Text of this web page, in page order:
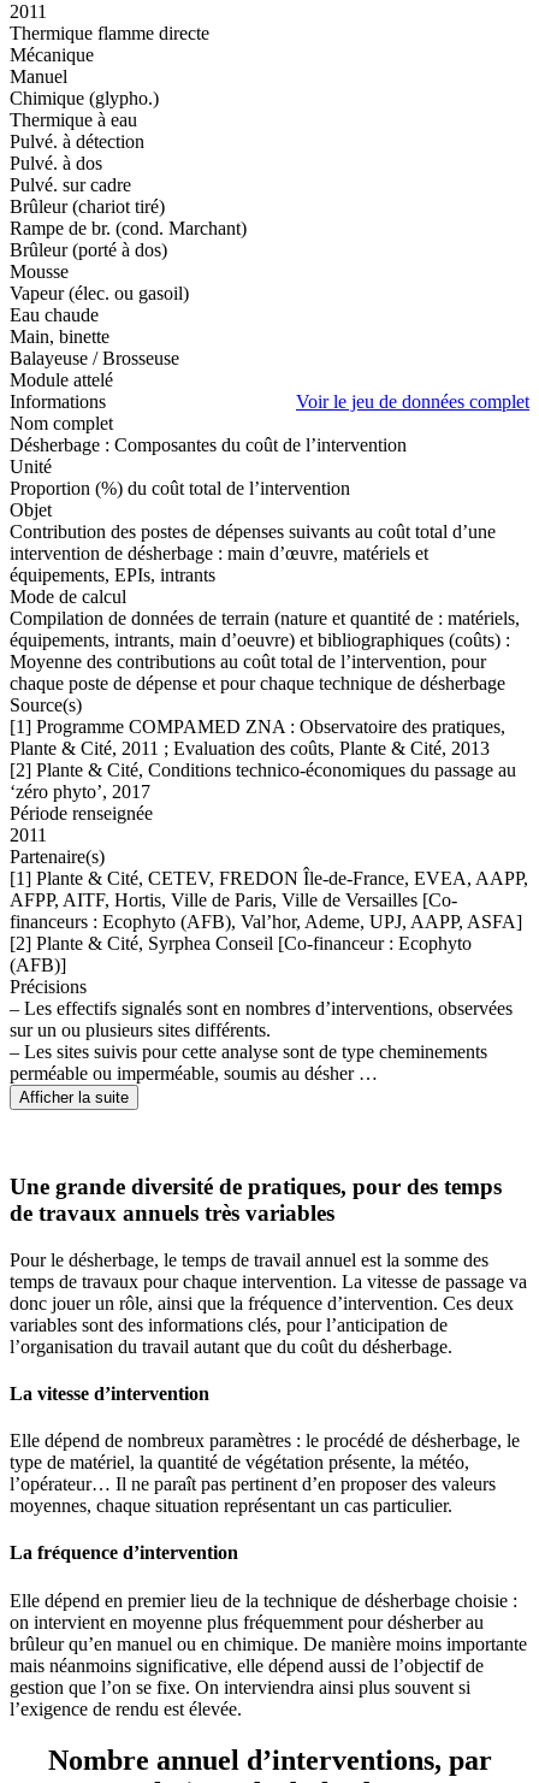
2011
Thermique flamme directe
Mécanique
Manuel
Chimique (glypho.)
Thermique à eau
Pulvé. à détection
Pulvé. à dos
Pulvé. sur cadre
Brûleur (chariot tiré)
Rampe de br. (cond. Marchant)
Brûleur (porté à dos)
Mousse
Vapeur (élec. ou gasoil)
Eau chaude
Main, binette
Balayeuse / Brosseuse
Module attelé
Informations
Voir le jeu de données complet
Nom complet
Désherbage : Composantes du coût de l’intervention
Unité
Proportion (%) du coût total de l’intervention
Objet
Contribution des postes de dépenses suivants au coût total d’une
intervention de désherbage : main d’œuvre, matériels et
équipements, EPIs, intrants
Mode de calcul
Compilation de données de terrain (nature et quantité de : matériels,
équipements, intrants, main d’oeuvre) et bibliographiques (coûts) :
Moyenne des contributions au coût total de l’intervention, pour
chaque poste de dépense et pour chaque technique de désherbage
Source(s)
[1] Programme COMPAMED ZNA : Observatoire des pratiques,
Plante & Cité, 2011 ; Evaluation des coûts, Plante & Cité, 2013
[2] Plante & Cité, Conditions technico-économiques du passage au
‘zéro phyto’, 2017
Période renseignée
2011
Partenaire(s)
[1] Plante & Cité, CETEV, FREDON Île-de-France, EVEA, AAPP,
AFPP, AITF, Hortis, Ville de Paris, Ville de Versailles [Co-
financeurs : Ecophyto (AFB), Val’hor, Ademe, UPJ, AAPP, ASFA]
[2] Plante & Cité, Syrphea Conseil [Co-financeur : Ecophyto
(AFB)]
Précisions
– Les effectifs signalés sont en nombres d’interventions, observées
sur un ou plusieurs sites différents.
– Les sites suivis pour cette analyse sont de type cheminements
perméable ou imperméable, soumis au désher …
Afficher la suite
Une grande diversité de pratiques, pour des temps
de travaux annuels très variables
Pour le désherbage, le temps de travail annuel est la somme des
temps de travaux pour chaque intervention. La vitesse de passage va
donc jouer un rôle, ainsi que la fréquence d’intervention. Ces deux
variables sont des informations clés, pour l’anticipation de
l’organisation du travail autant que du coût du désherbage.
La vitesse d’intervention
Elle dépend de nombreux paramètres : le procédé de désherbage, le
type de matériel, la quantité de végétation présente, la météo,
l’opérateur… Il ne paraît pas pertinent d’en proposer des valeurs
moyennes, chaque situation représentant un cas particulier.
La fréquence d’intervention
Elle dépend en premier lieu de la technique de désherbage choisie :
on intervient en moyenne plus fréquemment pour désherber au
brûleur qu’en manuel ou en chimique. De manière moins importante
mais néanmoins significative, elle dépend aussi de l’objectif de
gestion que l’on se fixe. On interviendra ainsi plus souvent si
l’exigence de rendu est élevée.
Nombre annuel d’interventions, par